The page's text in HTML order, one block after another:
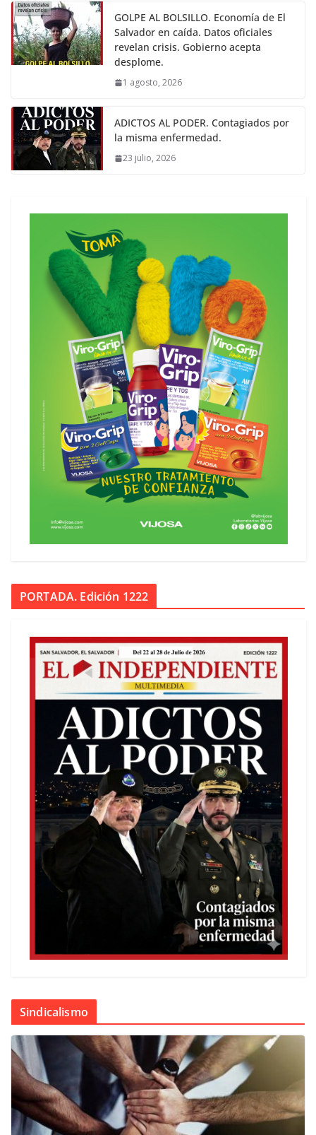
GOLPE AL BOLSILLO. Economía de El
Salvador en caída. Datos oficiales
revelan crisis. Gobierno acepta
desplome.
1 agosto, 2026
ADICTOS AL PODER. Contagiados por
la misma enfermedad.
23 julio, 2026
PORTADA. Edición 1222
Sindicalismo